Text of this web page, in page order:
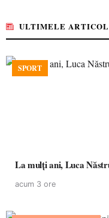
ULTIMELE
SPORT
La mulţi ani, Luca
acum 3 ore